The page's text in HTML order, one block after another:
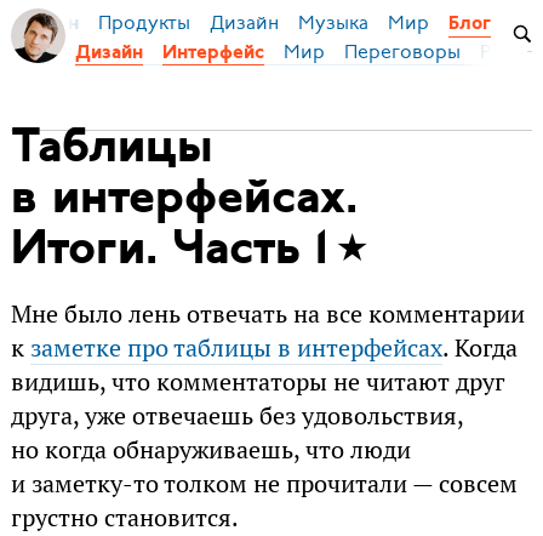
Бирман Продукты Дизайн Музыка Мир
Блог
Дизайн
Интерфейс Мир Переговоры
Таблицы
в интерфейсах.
Итоги. Часть 1
Мне было лень отвечать на все комментарии
к заметке про таблицы в интерфейсах. Когда
видишь, что комментаторы не читают друг
друга, уже отвечаешь без удовольствия,
но когда обнаруживаешь, что люди
и заметку-то толком не прочитали — совсем
грустно становится.